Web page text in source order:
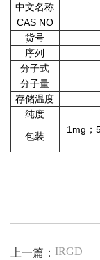
中文名称
CAS NO
货号
序列
分子式
分子量
存储温度
纯度
包装
1mg；
上一篇： IRGD